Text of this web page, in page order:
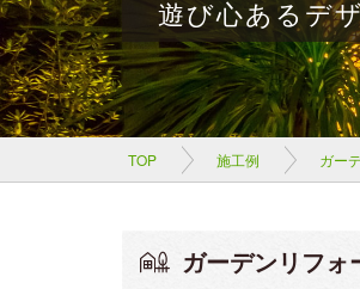
遊び心あるデ
TOP 施工例 ガー
ガーデンリフ